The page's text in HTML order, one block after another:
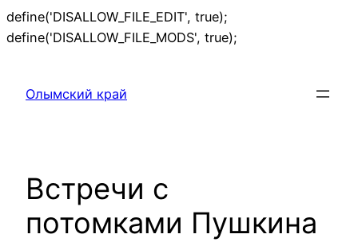
define('DISALLOW_FILE_EDIT', true);
define('DISALLOW_FILE_MODS', true);
Олымский край
Встречи с
потомками Пушкина